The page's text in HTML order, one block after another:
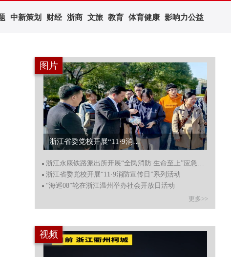
中新策划 财经 浙商 文旅 教育 体育健康 影响力公益
图片
浙江永康铁路派出所开展“全民消防 生命至上”应急演练...
浙江永康铁路派出所开展“全民消防 生命至上”应急演练
浙江省委党校开展“11·9消防宣传日”系列活动
“海巡08”轮在浙江温州举办社会开放日活动
更多>>
视频